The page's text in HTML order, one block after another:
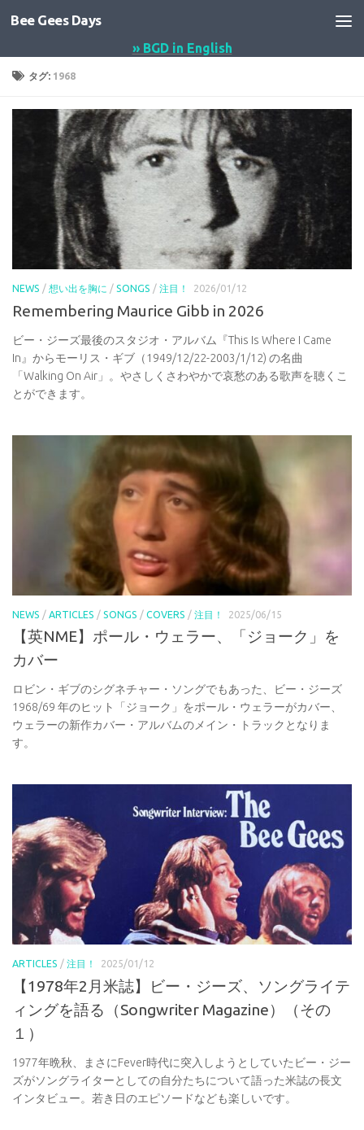
コンテンツへスキップ
Bee Gees Days
» BGD in English
タグ: 1968
NEWS / 想い出を胸に / SONGS / 注目！ 2026/01/12
Remembering Maurice Gibb in 2026
ビー・ジーズ最後のスタジオ・アルバム『This Is Where I Came
In』からモーリス・ギブ（1949/12/22-2003/1/12) の名曲
「Walking On Air」。やさしくさわやかで哀愁のある歌声を聴くこ
とができます。
NEWS / ARTICLES / SONGS / COVERS / 注目！ 2025/06/15
【英NME】ポール・ウェラー、「ジョーク」を
カバー
ロビン・ギブのシグネチャー・ソングでもあった、ビー・ジーズ
1968/69 年のヒット「ジョーク」をポール・ウェラーがカバー、
ウェラーの新作カバー・アルバムのメイン・トラックとなりま
す。
ARTICLES / 注目！ 2025/01/12
【1978年2月米誌】ビー・ジーズ、ソングライテ
ィングを語る（Songwriter Magazine）（その
１）
1977年晩秋、まさにFever時代に突入しようとしていたビー・ジー
ズがソングライターとしての自分たちについて語った米誌の長文
インタビュー。若き日のエピソードなども楽しいです。